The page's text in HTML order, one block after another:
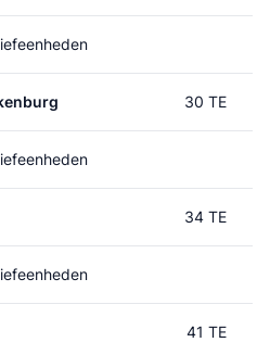
30 TE
34 TE
41 TE